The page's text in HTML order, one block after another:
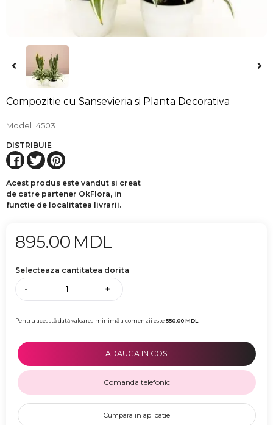
Compozitie cu Sansevieria si Planta Decorativa
Model 4503
DISTRIBUIE
Acest produs este vandut si creat
de catre partener OkFlora, in
functie de localitatea livrarii.
895.00 MDL
Selecteaza cantitatea dorita
- +
Pentru această dată valoarea minimă a comenzii este550.00MDL
ADAUGA IN COS
Comanda telefonic
Cumpara in aplicatie